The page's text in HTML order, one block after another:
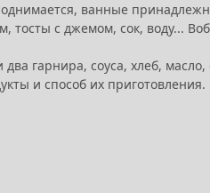
ванные
тосты с джемом, сок, воду...
гарнира, соуса, хлеб, масло,
и способ их приготовления.